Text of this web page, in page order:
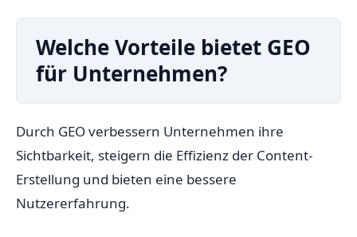
Welche Vorteile bietet GEO
für Unternehmen?
Durch GEO verbessern Unternehmen ihre
Sichtbarkeit, steigern die Effizienz der Content-
Erstellung und bieten eine bessere
Nutzererfahrung.